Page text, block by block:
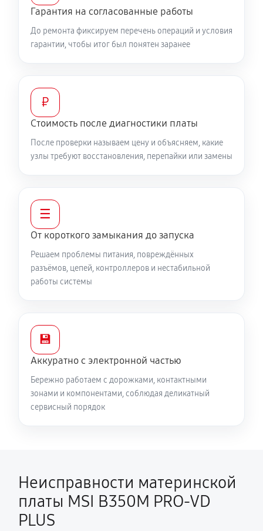
Гарантия на согласованные работы
До ремонта фиксируем перечень операций и условия
гарантии, чтобы итог был понятен заранее
₽
Стоимость после диагностики платы
После проверки называем цену и объясняем, какие
узлы требуют восстановления, перепайки или замены
☰
От короткого замыкания до запуска
Решаем проблемы питания, повреждённых
разъёмов, цепей, контроллеров и нестабильной
работы системы
💾
Аккуратно с электронной частью
Бережно работаем с дорожками, контактными
зонами и компонентами, соблюдая деликатный
сервисный порядок
Неисправности материнской
платы MSI B350M PRO-VD
PLUS